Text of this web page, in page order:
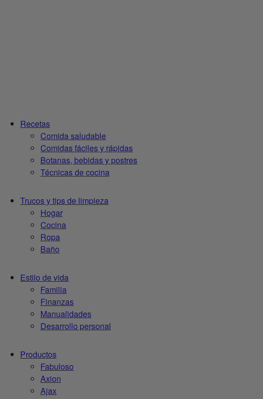
Recetas
Comida saludable
Comidas fáciles y rápidas
Botanas, bebidas y postres
Técnicas de cocina
Trucos y tips de limpieza
Hogar
Cocina
Ropa
Baño
Estilo de vida
Familia
Finanzas
Manualidades
Desarrollo personal
Productos
Fabuloso
Axion
Ajax